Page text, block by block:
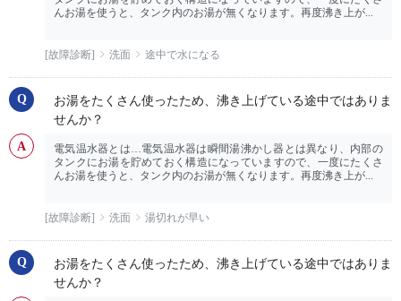
んお湯を使うと、タンク内のお湯が無くなります。再度沸き上が...
[故障診断] 洗面 途中で水になる
お湯をたくさん使ったため、沸き上げている途中ではありま
せんか？
電気温水器とは…電気温水器は瞬間湯沸かし器とは異なり、内部の
タンクにお湯を貯めておく構造になっていますので、一度にたくさ
んお湯を使うと、タンク内のお湯が無くなります。再度沸き上が...
[故障診断] 洗面 湯切れが早い
お湯をたくさん使ったため、沸き上げている途中ではありま
せんか？